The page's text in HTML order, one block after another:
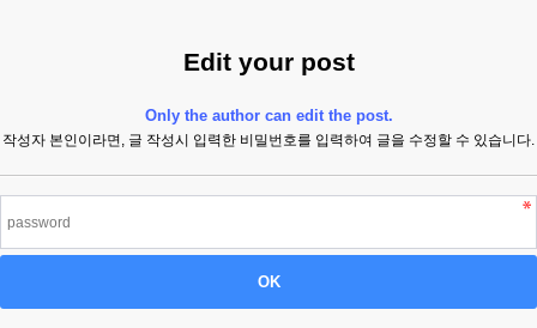
Edit your post
Only the author can edit the post.
작성자 본인이라면, 글 작성시 입력한 비밀번호를 입력하여 글을 수정할 수 있습니다.